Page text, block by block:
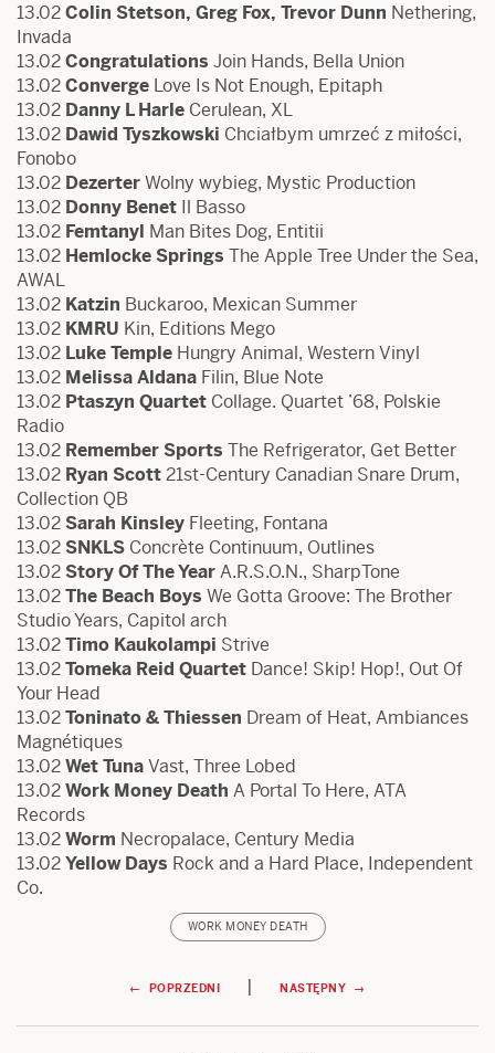
13.02Colin Stetson, Greg Fox, Trevor Dunn Nethering,
Invada
13.02Congratulations Join Hands, Bella Union
13.02Converge Love Is Not Enough, Epitaph
13.02 Danny L Harle Cerulean, XL
13.02 Dawid Tyszkowski Chciałbym umrzeć z miłości,
Fonobo
13.02 DezerterWolny wybieg, Mystic Production
13.02 Donny Benet Il Basso
13.02 Femtanyl Man Bites Dog, Entitii
13.02 Hemlocke Springs The Apple Tree Under the Sea,
AWAL
13.02 Katzin Buckaroo, Mexican Summer
13.02 KMRU Kin, Editions Mego
13.02 Luke Temple Hungry Animal, Western Vinyl
13.02 Melissa Aldana Filin, Blue Note
13.02 Ptaszyn Quartet Collage. Quartet ’68, Polskie
Radio
13.02 Remember Sports The Refrigerator, Get Better
13.02 Ryan Scott21st-Century Canadian Snare Drum,
Collection QB
13.02Sarah Kinsley Fleeting, Fontana
13.02SNKLS Concrète Continuum, Outlines
13.02Story Of The YearA.R.S.O.N., SharpTone
13.02The Beach Boys We Gotta Groove: The Brother
Studio Years, Capitol arch
13.02Timo Kaukolampi Strive
13.02Tomeka Reid Quartet Dance! Skip! Hop!, Out Of
Your Head
13.02Toninato & Thiessen Dream of Heat, Ambiances
Magnétiques
13.02Wet TunaVast, Three Lobed
13.02Work Money Death A Portal To Here, ATA
Records
13.02Worm Necropalace, Century Media
13.02Yellow Days Rock and a Hard Place, Independent
Co.
WORK MONEY DEATH
Nawigacja
wpisu
← POPRZEDNI | NASTĘPNY →